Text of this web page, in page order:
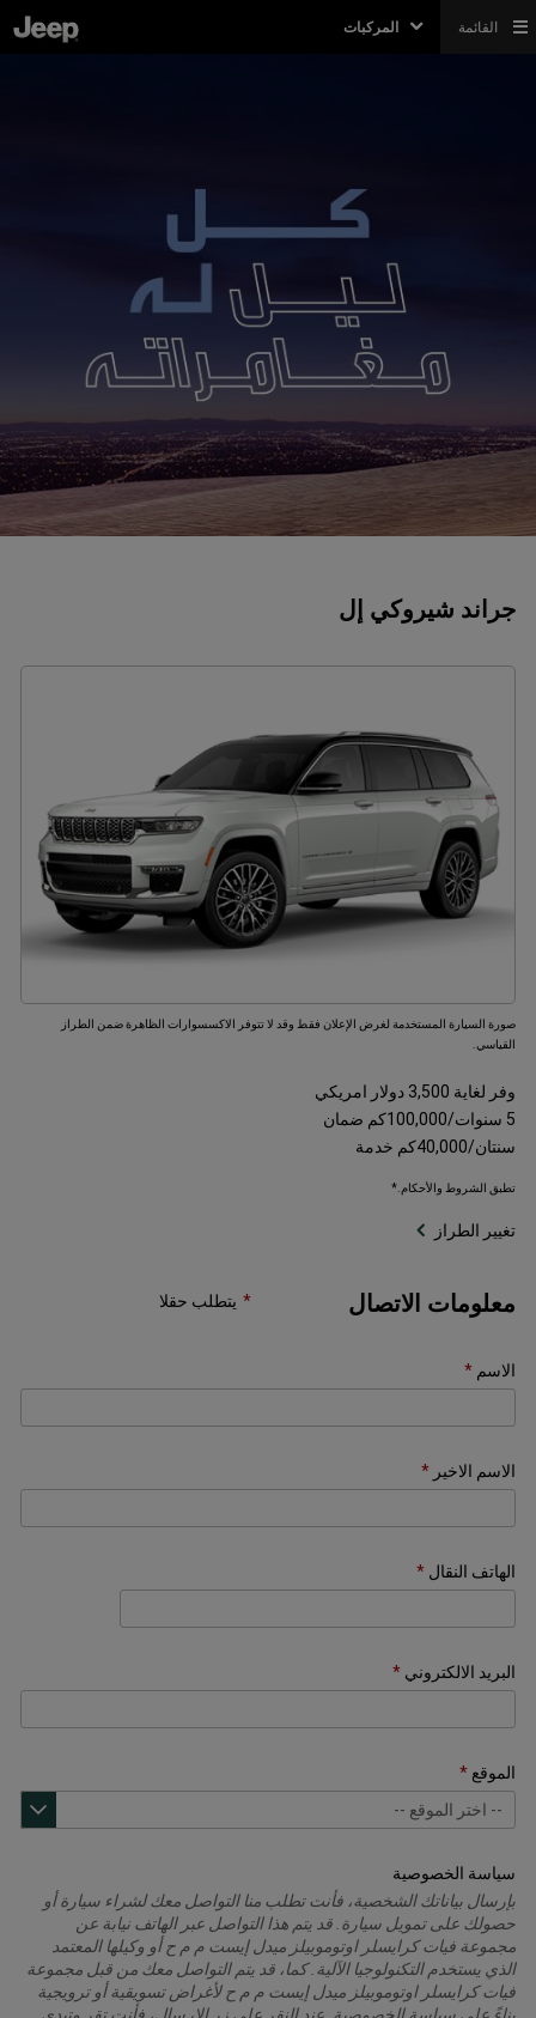
المركبات القائمة
جراند شيروكي إل
صورة السيارة المستخدمة لغرض الإعلان فقط وقد لا تتوفر الاكسسوارات الظاهرة ضمن الطراز
القياسي.
وفر لغاية 3,500 دولار امريكي
5 سنوات/100,000كم ضمان
سنتان/40,000كم خدمة
تطبق الشروط والأحكام.*
تغيير الطراز
معلومات الاتصال يتطلب حقلا
الاسم
الاسم الاخير
الهاتف النقال
البريد الالكتروني
الموقع
سياسة الخصوصية
بإرسال بياناتك الشخصية، فأنت تطلب منا التواصل معك لشراء سيارة أو
حصولك على تمويل سيارة. قد يتم هذا التواصل عبر الهاتف نيابة عن
مجموعة فيات كرايسلر اوتوموبيلز ميدل إيست م م ح أو وكيلها المعتمد
الذي يستخدم التكنولوجيا الآلية. كما، قد يتم التواصل معك من قبل مجموعة
فيات كرايسلر اوتوموبيلز ميدل إيست م م ح لأغراض تسويقية أو ترويجية
بناءً على سياسة الخصوصية. عند النقر على زر الإرسال، فأنت تقر وتبدي